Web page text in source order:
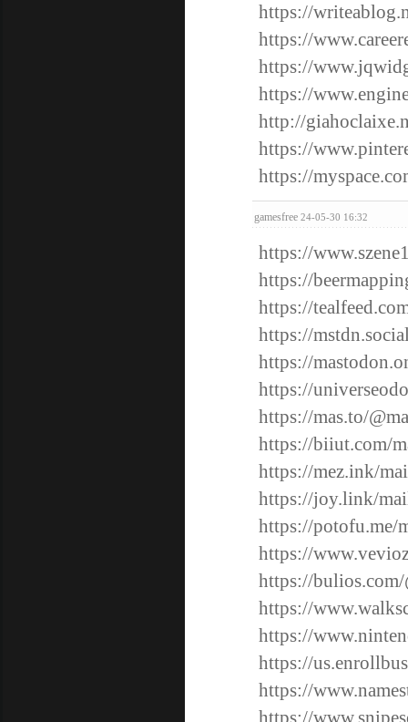
https://
https://
https://
https://
http://
https://
https://
gamesfree 24-05-30 16:32
https://
https://
https://
https://
https://
https://
https://mas.to/
https://biiut.com/
https://mez.ink/
https://joy.link/
https://potofu.me/
https://
https://
https://
https://
https://
https://
https://